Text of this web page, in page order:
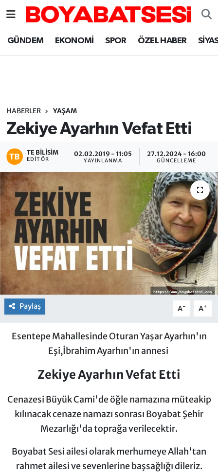
GÜNDEM EKONOMİ SPOR ÖZEL HABER
HABERLER YAŞAM
Zekiye Ayarhın Vefat Etti
TE BILISIM
EDITÖR
02.02.2019 - 11:05
YAYINLANMA
27.12.2024 - 16:00
GÜNCELLEME
Paylaş A- A+
Esentepe Mahallesinde Oturan Yaşar Ayarhın'ın
Eşi,İbrahim Ayarhın'ın annesi
Zekiye Ayarhın Vefat Etti
Cenazesi Büyük Cami'de öğle namazına müteakip
kılınacak cenaze namazı sonrası Boyabat Şehir
Mezarlığı'da toprağa verilecektir.
Boyabat Sesi ailesi olarak merhumeye Allah'tan
rahmet ailesi ve sevenlerine başsağlığı dileriz.
Sinop Nöbetçi Eczaneler
Sinop Trafik Yoğunluk Haritası
Süper Lig Puan Durumu ve Fikstür
Tüm Manşetler
Son Dakika Haberleri
Haber Arşivi